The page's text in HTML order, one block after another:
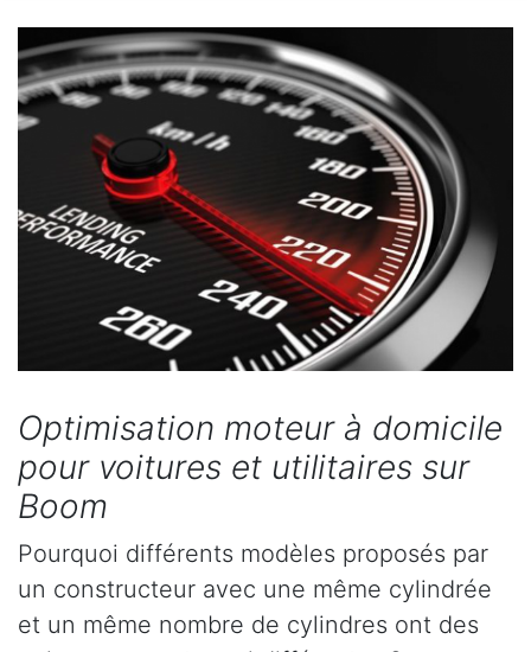
Optimisation moteur à domicile
pour voitures et utilitaires sur
Boom
Pourquoi différents modèles proposés par
un constructeur avec une même cylindrée
et un même nombre de cylindres ont des